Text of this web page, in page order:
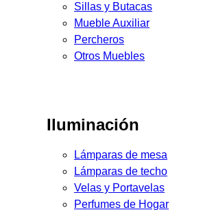
Sillas y Butacas
Mueble Auxiliar
Percheros
Otros Muebles
Iluminación
Lámparas de mesa
Lámparas de techo
Velas y Portavelas
Perfumes de Hogar